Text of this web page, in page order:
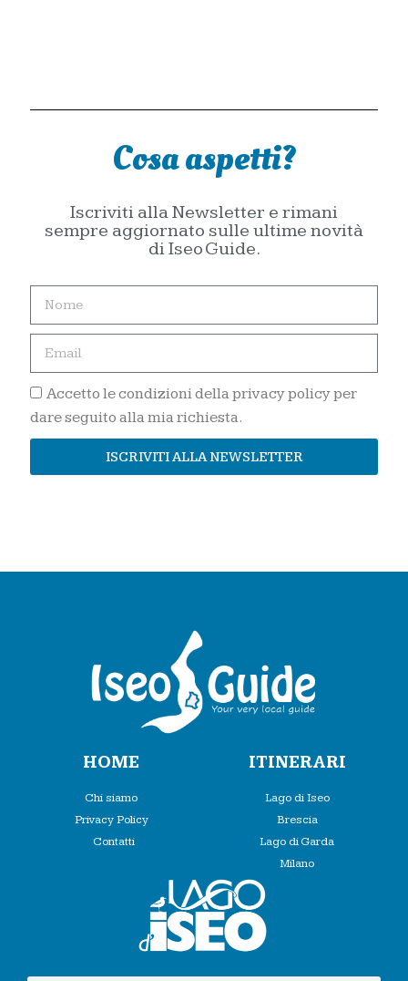
Cosa aspetti?
Iscriviti alla Newsletter e rimani
sempre aggiornato sulle ultime novità
di Iseo Guide.
Accetto le condizioni della privacy policy per
dare seguito alla mia richiesta.
ISCRIVITI ALLA NEWSLETTER
HOME
Chi siamo
Privacy Policy
Contatti
ITINERARI
Lago di Iseo
Brescia
Lago di Garda
Milano